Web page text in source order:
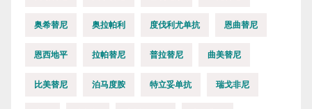
奥希替尼 奥拉帕利 度伐利尤单抗 恩曲替尼
恩西地平 拉帕替尼 普拉替尼 曲美替尼
比美替尼 泊马度胺 特立妥单抗 瑞戈非尼